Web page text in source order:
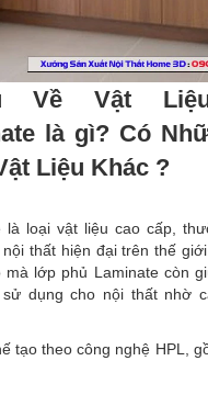
Về Vật
là gì? Có
Liệu Khác ?
là loại vật liệu cao cấp,
thất hiện đại trên thế
lớp phủ Laminate còn
dụng cho nội thất nhờ
tạo theo công nghệ HPL,